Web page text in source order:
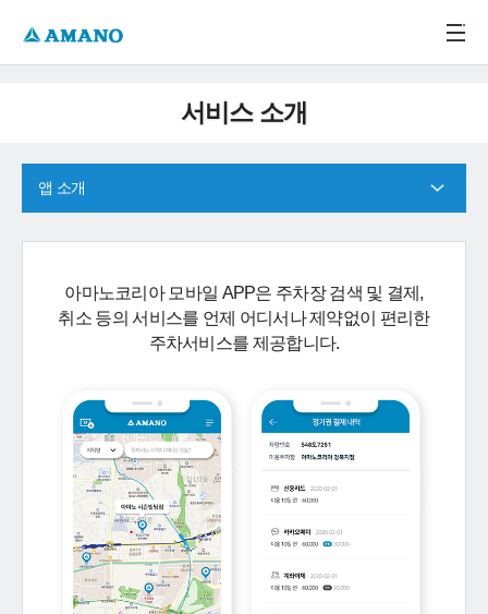
서비스 소개
앱 소개
아마노코리아 모바일 APP은 주차장 검색 및 결제,
취소 등의 서비스를 언제 어디서나 제약없이 편리한
주차서비스를 제공합니다.